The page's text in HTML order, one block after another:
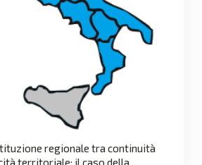
regionale tra continuità
territoriale: il caso della